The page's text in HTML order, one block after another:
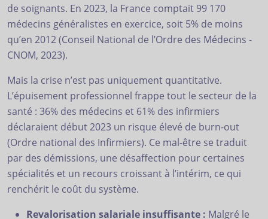
de soignants. En 2023, la France comptait 99 170
médecins généralistes en exercice, soit 5% de moins
qu’en 2012 (Conseil National de l’Ordre des Médecins -
CNOM, 2023).
Mais la crise n’est pas uniquement quantitative.
L’épuisement professionnel frappe tout le secteur de la
santé : 36% des médecins et 61% des infirmiers
déclaraient début 2023 un risque élevé de burn-out
(Ordre national des Infirmiers). Ce mal-être se traduit
par des démissions, une désaffection pour certaines
spécialités et un recours croissant à l’intérim, ce qui
renchérit le coût du système.
Revalorisation salariale insuffisante : Malgré le